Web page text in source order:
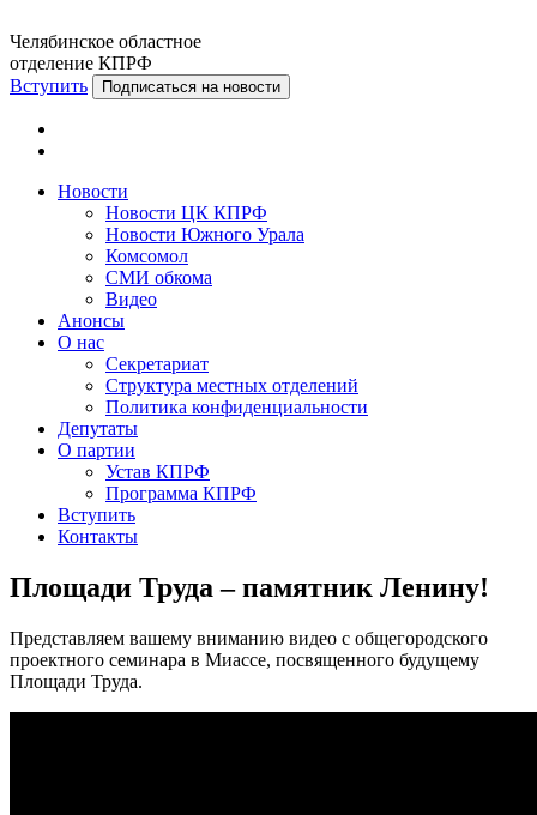
Челябинское областное
отделение КПРФ
Вступить
Подписаться на новости
Новости
Новости ЦК КПРФ
Новости Южного Урала
Комсомол
СМИ обкома
Видео
Анонсы
О нас
Секретариат
Структура местных отделений
Политика конфиденциальности
Депутаты
О партии
Устав КПРФ
Программа КПРФ
Вступить
Контакты
Площади Труда – памятник Ленину!
Представляем вашему вниманию видео с общегородского
проектного семинара в Миассе, посвященного будущему
Площади Труда.